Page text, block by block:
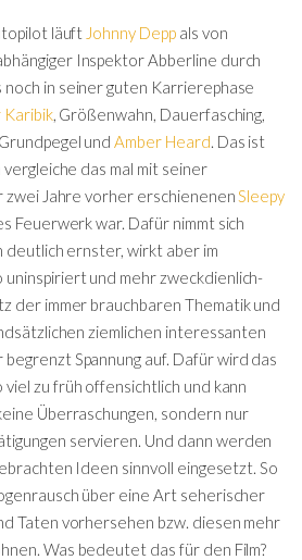
läuft Johnny Deppals von
Inspektor Abberline durch
noch in seiner guten Karrierephase
Karibik, Größenwahn, Dauerfasching,
und Amber Heard . Das ist
das mal mit seiner
zwei Jahre vorher erschienenen Sleepy
Feuerwerk war. Dafür nimmt sich
deutlich ernster, wirkt aber im
uninspiriert und mehr zweckdienlich-
der immer brauchbaren Thematik und
ziemlichen interessanten
Spannung auf. Dafür wird das
zu früh offensichtlich und kann
Überraschungen, sondern nur
servieren. Und dann werden
Ideen sinnvoll eingesetzt. So
über eine Art seherischer
Taten vorhersehen bzw. diesen mehr
Was bedeutet das für den Film?